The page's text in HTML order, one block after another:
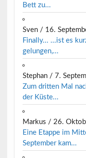
Bett zu...
Sven/ 16.
Finally... ...ist es
gelungen,...
Stephan/ 7.
Zum dritten Mal
der Küste...
Markus / 26.
Eine Etappe im
September kam...